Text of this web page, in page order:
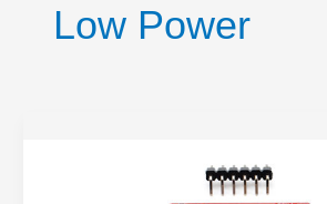
Low Power